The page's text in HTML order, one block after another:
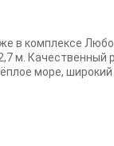
в комплексе
м. Качественный
море, широкий